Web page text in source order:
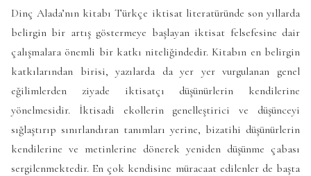
Dinç Alada’nın kitabı Türkçe iktisat literatüründe son yıllarda
belirgin bir artış göstermeye başlayan iktisat felsefesine dair
çalışmalara önemli bir katkı niteliğindedir. Kitabın en belirgin
katkılarından birisi, yazılarda da yer yer vurgulanan genel
eğilimlerden ziyade iktisatçı düşünürlerin kendilerine
yönelmesidir. İktisadi ekollerin genelleştirici ve düşünceyi
sığlaştırıp sınırlandıran tanımları yerine, bizatihi düşünürlerin
kendilerine ve metinlerine dönerek yeniden düşünme çabası
sergilenmektedir. En çok kendisine müracaat edilenler de başta